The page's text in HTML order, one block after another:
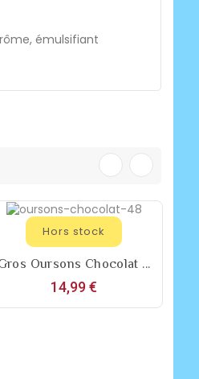
émulsifiant
Hors stock
Oursons Chocolat ...
14,99 €